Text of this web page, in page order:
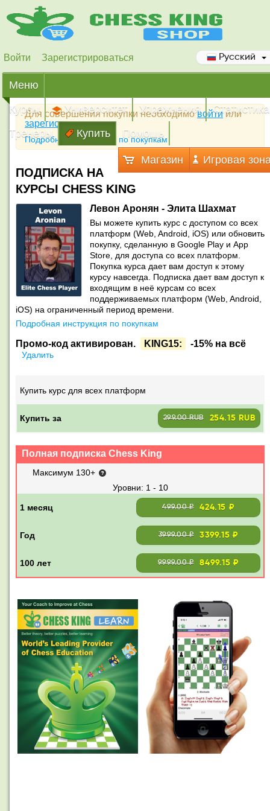
Войти Зарегистрироваться Русский
Меню
Курсы
Университет Упражнения
Статистика
Тренеры
Купить Помощь
Магазин Игровая
Для совершения покупки необходимовойтиили
зарегистрироваться
Подробная инструкция по покупкам
ПОДПИСКА НА
КУРСЫ CHESS KING
Левон Аронян - Элита Шахмат
Вы можете купить курс с доступом со всех
платформ (Web, Android, iOS) или обновить
покупку, сделанную в Google Play и App
Store, для доступа со всех платформ.
Покупка курса дает вам доступ к этому
курсу навсегда. Подписка дает вам доступ к
входящим в неё курсам со всех
поддерживаемых платформ (Web, Android,
iOS) на ограниченный период времени.
Подробная инструкция по покупкам
Промо-код активирован. KING15: -15% на всё
Удалить
Купить курс для всех платформ
Купить за 299.00 RUB 254.15 RUB
Полная подписка Chess King
Максимум 130+
1 - 10
499.00 ₽ 424.15 ₽
3999.00 ₽ 3399.15 ₽
9999.00 ₽ 8499.15 ₽